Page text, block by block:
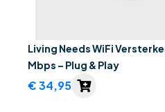
Living Needs WiFi
Mbps – Plug & Play
€34,95